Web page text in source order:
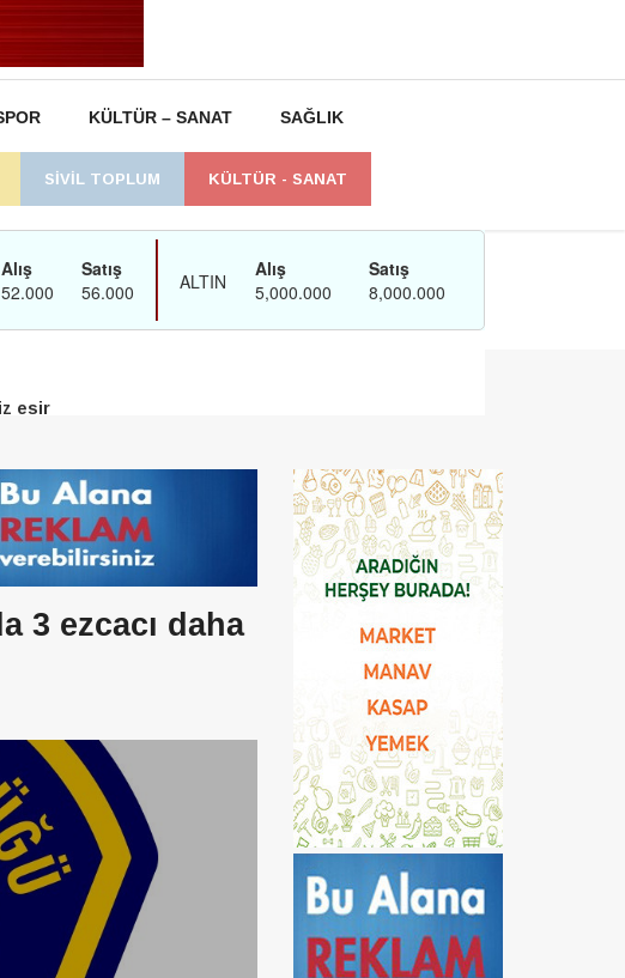
KÜLTÜR – SANAT SAĞLIK
SİVİL TOPLUM KÜLTÜR - SANAT
esir
3 ezcacı daha